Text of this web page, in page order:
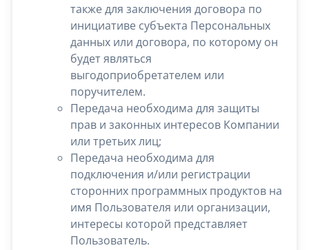
также для заключения договора по
инициативе субъекта Персональных
данных или договора, по которому он
будет являться
выгодоприобретателем или
поручителем.
Передача необходима для защиты
прав и законных интересов Компании
или третьих лиц;
Передача необходима для
подключения и/или регистрации
сторонних программных продуктов на
имя Пользователя или организации,
интересы которой представляет
Пользователь.